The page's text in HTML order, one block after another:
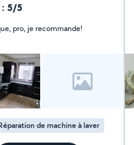
-Lit -Armoire -lave
Les tarifs
aux prix des SAV. Pour
: 5/5
pro, je recommande!
de machine à laver